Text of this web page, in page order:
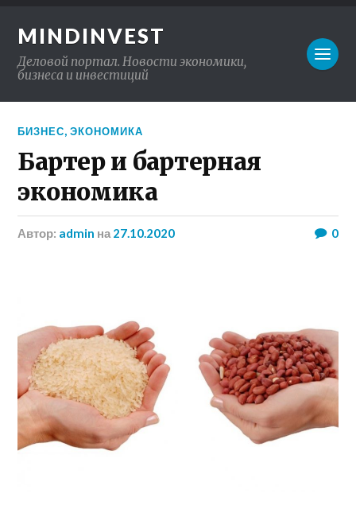
MINDINVEST
Деловой портал. Новости экономики,
бизнеса и инвестиций
БИЗНЕС,ЭКОНОМИКА
Бартер и бартерная
экономика
Автор: admin на 27.10.2020 0